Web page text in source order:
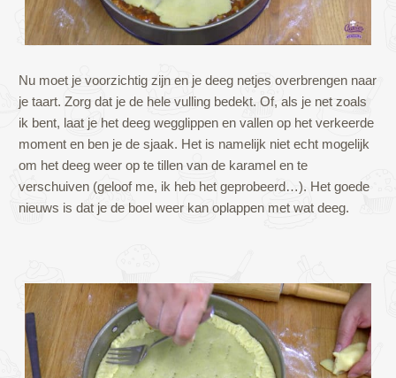
Nu moet je voorzichtig zijn en je deeg netjes overbrengen naar
je taart. Zorg dat je de hele vulling bedekt. Of, als je net zoals
ik bent, laat je het deeg wegglippen en vallen op het verkeerde
moment en ben je de sjaak. Het is namelijk niet echt mogelijk
om het deeg weer op te tillen van de karamel en te
verschuiven (geloof me, ik heb het geprobeerd…). Het goede
nieuws is dat je de boel weer kan oplappen met wat deeg.